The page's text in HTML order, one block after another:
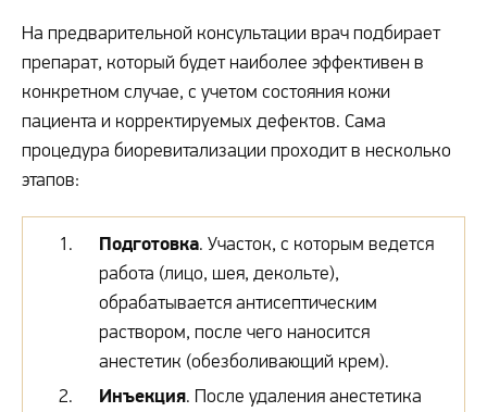
На предварительной консультации врач подбирает
препарат, который будет наиболее эффективен в
конкретном случае, с учетом состояния кожи
пациента и корректируемых дефектов. Сама
процедура биоревитализации проходит в несколько
этапов:
Подготовка. Участок, с которым ведется
работа (лицо, шея, декольте),
обрабатывается антисептическим
раствором, после чего наносится
анестетик (обезболивающий крем).
Инъекция. После удаления анестетика